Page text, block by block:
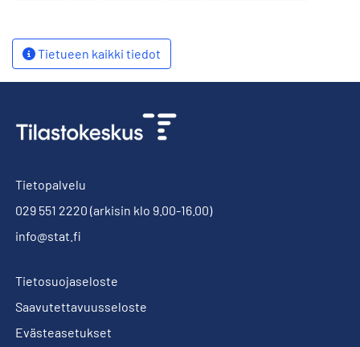
Tietueen kaikki tiedot
Tietopalvelu
029 551 2220 (arkisin klo 9.00-16.00)
info@stat.fi
Tietosuojaseloste
Saavutettavuusseloste
Evästeasetukset